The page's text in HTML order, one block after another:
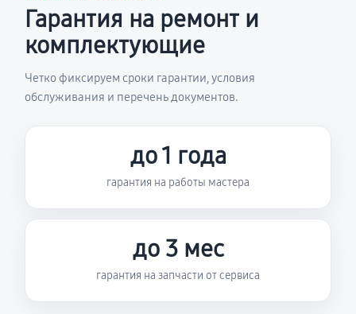
Гарантия на ремонт и
комплектующие
Четко фиксируем сроки гарантии, условия
обслуживания и перечень документов.
до 1 года
гарантия на работы мастера
до 3 мес
гарантия на запчасти от сервиса